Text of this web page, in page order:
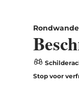
Stop voor